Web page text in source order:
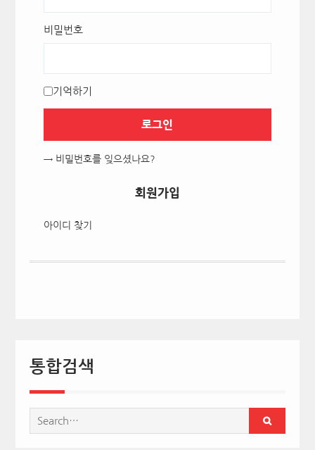
비밀번호
기억하기
로그인
→ 비밀번호를 잊으셨나요?
회원가입
아이디 찾기
통합검색
Search
for: